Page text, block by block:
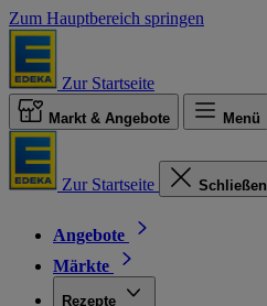
Zum Hauptbereich springen
Zur Startseite
Markt & Angebote Menü
Zur Startseite Schließen
Angebote
Märkte
Rezepte